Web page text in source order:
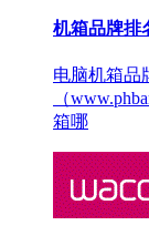
机箱品牌排
电脑机箱品
（
箱哪